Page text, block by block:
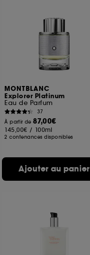
MONTBLANC
Explorer Platinum
Eau de Parfum
37
À partir de87,00€
145,00€ / 100ml
2 contenances disponibles
Ajouter au panier